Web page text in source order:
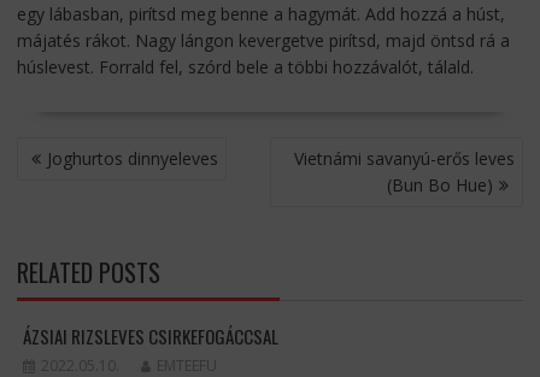
egy lábasban, pirítsd meg benne a hagymát. Add hozzá a húst,
májatés rákot. Nagy lángon kevergetve pirítsd, majd öntsd rá a
húslevest. Forrald fel, szórd bele a többi hozzávalót, tálald.
BEJEGYZÉS
NAVIGÁCIÓ
Joghurtos dinnyeleves
Vietnámi savanyú-erős leves
(Bun Bo Hue)
RELATED POSTS
ÁZSIAI RIZSLEVES CSIRKEFOGÁCCSAL
2022.05.10. EMTEEFU